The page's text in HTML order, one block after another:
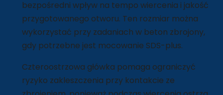
bezpośredni wpływ na tempo wiercenia i jakość
przygotowanego otworu. Ten rozmiar można
wykorzystać przy zadaniach w beton zbrojony,
gdy potrzebne jest mocowanie SDS-plus.
Czteroostrzowa główka pomaga ograniczyć
ryzyko zakleszczenia przy kontakcie ze